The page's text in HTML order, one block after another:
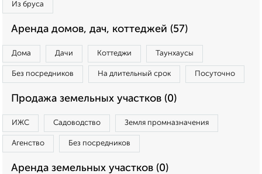
Из бруса
Аренда домов, дач, коттеджей (57)
Дома Дачи Коттеджи Таунхаусы
Без посредников На длительный срок Посуточно
Продажа земельных участков (0)
ИЖС Садоводство Земля промназначения
Агенство Без посредников
Аренда земельных участков (0)